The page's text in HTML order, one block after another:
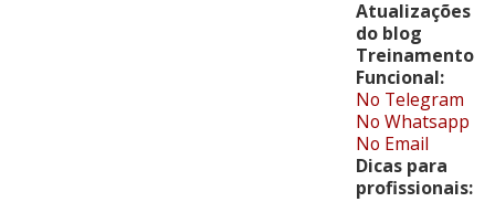
Atualizações
do blog
Treinamento
Funcional:
No Telegram
No Whatsapp
No Email
Dicas para
profissionais: